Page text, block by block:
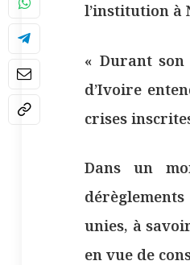
l’institution à
« Durant
d’Ivoire
crises
Dans un
unies, à
en vue de